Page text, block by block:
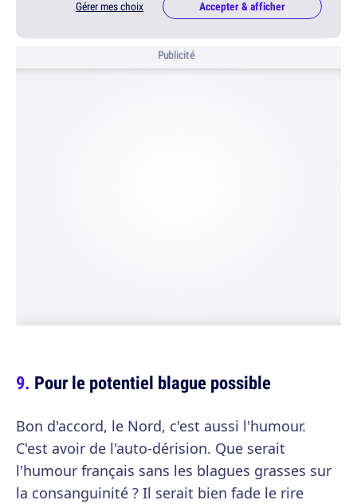
Gérer mes choix Accepter & afficher
Publicité
Pour le potentiel blague possible
Bon d'accord, le Nord, c'est aussi l'humour.
C'est avoir de l'auto-dérision. Que serait
l'humour français sans les blagues grasses sur
la consanguinité ? Il serait bien fade le rire